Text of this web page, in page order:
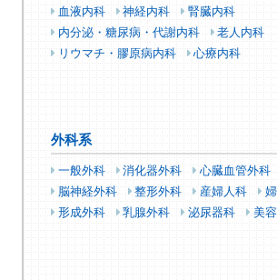
血液内科
神経内科
腎臓内科
内分泌・糖尿病・代謝内科
老人内科
リウマチ・膠原病内科
心療内科
外科系
一般外科 消化器外科 心臓血管外科
脳神経外科
整形外科 産婦人科
形成外科
乳腺外科 泌尿器科 美